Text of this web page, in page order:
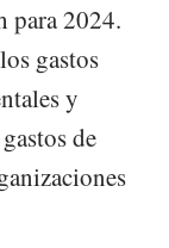
para 2024.
gastos
y
de